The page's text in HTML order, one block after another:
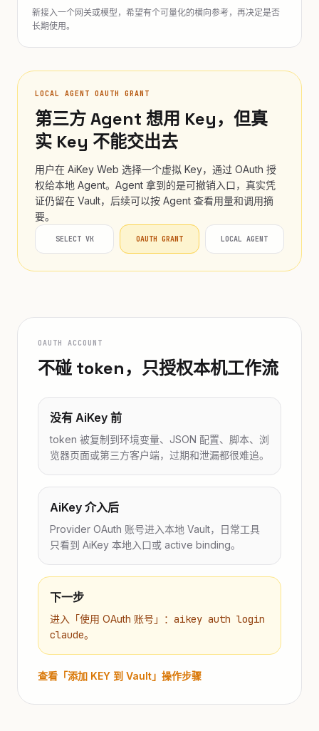
新接入一个网关或模型，希望有个可量化的横向参考，再决定是否
长期使用。
LOCAL AGENT OAUTH GRANT
第三方 Agent 想用 Key，但真
实 Key 不能交出去
用户在 AiKey Web 选择一个虚拟 Key，通过 OAuth 授
权给本地 Agent。Agent 拿到的是可撤销入口，真实凭
证仍留在 Vault，后续可以按 Agent 查看用量和调用摘
要。
SELECT VK OAUTH GRANT LOCAL AGENT
OAUTH ACCOUNT
不碰 token，只授权本机工作流
没有 AiKey 前
token 被复制到环境变量、JSON 配置、脚本、浏
览器页面或第三方客户端，过期和泄漏都很难追。
AiKey 介入后
Provider OAuth 账号进入本地 Vault，日常工具
只看到 AiKey 本地入口或 active binding。
下一步
进入「使用 OAuth 账号」： aikey auth login
claude。
查看「添加 KEY 到 Vault」操作步骤